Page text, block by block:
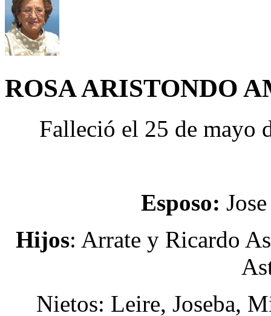
ROSA ARISTONDO
Falleció el 25 de mayo
Esposo:
Hijos: Arrate y Ricardo
Nietos: Leire, Joseba,